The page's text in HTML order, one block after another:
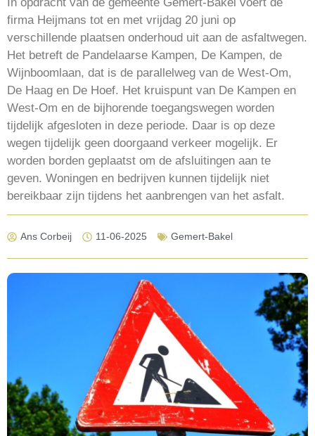
firma Heijmans tot en met vrijdag 20 juni op
verschillende plaatsen onderhoud uit aan de asfaltwegen.
Het betreft de Pandelaarse Kampen, De Kampen, de
Wijnboomlaan, dat is de parallelweg van de West-Om,
De Haag en De Hoef. Het kruispunt van De Kampen en
West-Om en de bijhorende toegangswegen worden
tijdelijk afgesloten in deze periode. Daar is op deze
wegen tijdelijk geen doorgaand verkeer mogelijk. Er
worden borden geplaatst om de afsluitingen aan te
geven. Woningen en bedrijven kunnen tijdelijk niet
bereikbaar zijn tijdens het aanbrengen van het asfalt.
Ans Corbeij 11-06-2025 Gemert-Bakel